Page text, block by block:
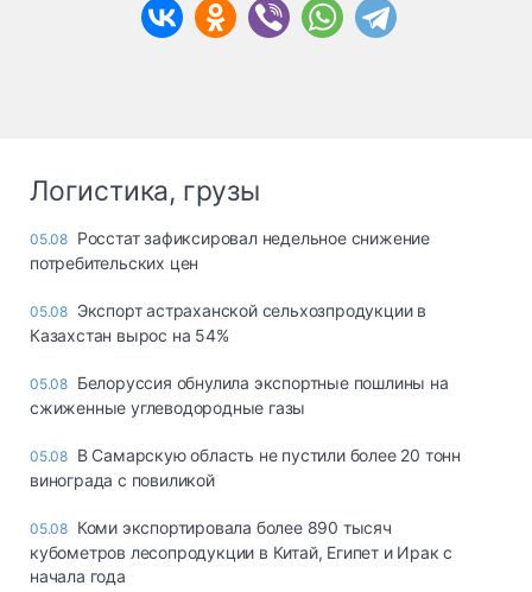
Логистика, грузы
05.08 Росстат зафиксировал недельное снижение
потребительских цен
05.08 Экспорт астраханской сельхозпродукции в
Казахстан вырос на 54%
05.08 Белоруссия обнулила экспортные пошлины на
сжиженные углеводородные газы
05.08 В Самарскую область не пустили более 20 тонн
винограда с повиликой
05.08 Коми экспортировала более 890 тысяч
кубометров лесопродукции в Китай, Египет и Ирак с
начала года